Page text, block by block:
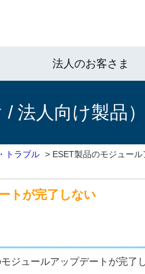
法人のお客さま
人向け製品）
トラブル > ESET製品のモジュー
トが完了しない
ジュールアップデートが完了